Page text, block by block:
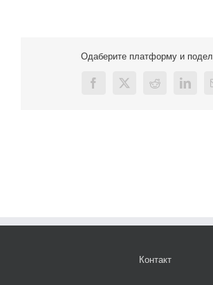
Одаберите платформу и
Facebook
X Reddit
Контакт